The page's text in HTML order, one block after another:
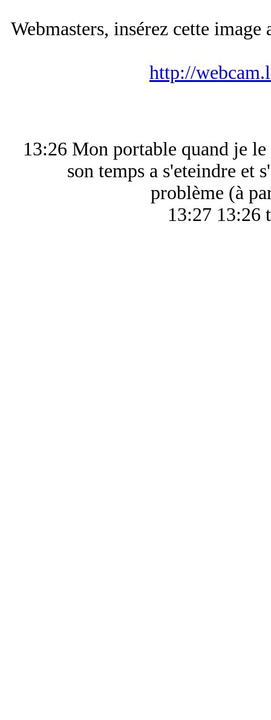
Webmasters, insérez cette
http://
13:26 Mon portable quand je
son temps a s'eteindre et
problème (à
13:27 13:26